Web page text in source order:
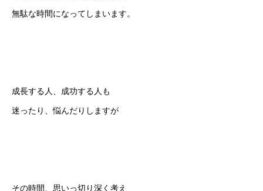
無駄な時間になってしまいます。
成長する人、成功する人も
迷ったり、悩んだりしますが
その時間、思いっ切り深く考え